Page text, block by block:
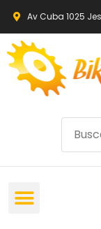
Av Cuba 1025